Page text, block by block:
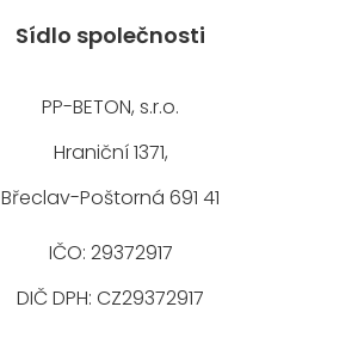
Sídlo společnosti
PP-BETON, s.r.o.
Hraniční 1371,
Břeclav-Poštorná 691 41
IČO: 29372917
DIČ DPH: CZ29372917